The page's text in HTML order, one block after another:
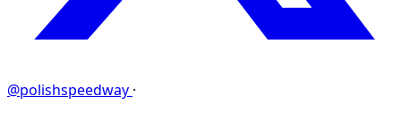
@polishspeedway ·